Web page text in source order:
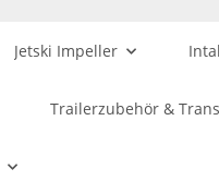
Jetski Impeller
Trailerzubehör &